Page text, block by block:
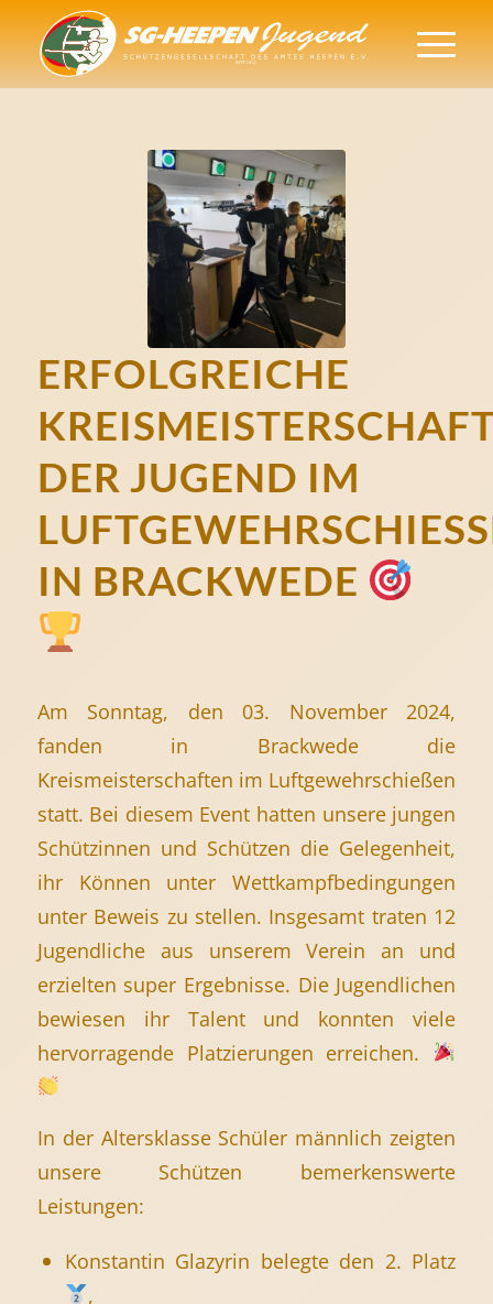
ERFOLGREICHE
DER JUGEND IM
N BRACKWEDE
Am Sonntag, den 03. November 2024,
fanden in Brackwede die
Kreismeisterschaften im Luftgewehrschießen
statt. Bei diesem Event hatten unsere jungen
Schützinnen und Schützen die Gelegenheit,
ihr Können unter Wettkampfbedingungen
unter Beweis zu stellen. Insgesamt traten 12
Jugendliche aus unserem Verein an und
erzielten super Ergebnisse. Die Jugendlichen
bewiesen ihr Talent und konnten viele
hervorragende Platzierungen erreichen.
In der Altersklasse Schüler männlich zeigten
unsere Schützen bemerkenswerte
Leistungen:
Konstantin Glazyrin belegte den 2. Platz
,